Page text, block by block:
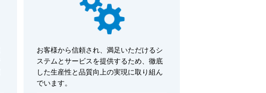
お客様から信頼され、満足いただけるシ
ステムとサービスを提供するため、徹底
した生産性と品質向上の実現に取り組ん
でいます。